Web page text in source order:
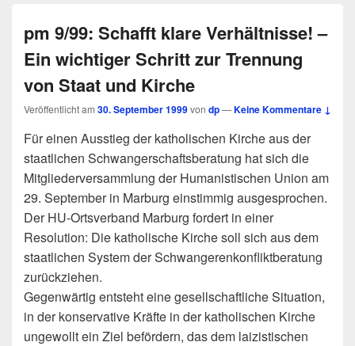
pm 9/99: Schafft klare Verhältnisse! –
Ein wichtiger Schritt zur Trennung
von Staat und Kirche
Veröffentlicht am 30. September 1999von dp—Keine Kommentare ↓
Für einen Ausstieg der katholischen Kirche aus der
staatlichen Schwangerschaftsberatung hat sich die
Mitgliederversammlung der Humanistischen Union am
29. September in Marburg einstimmig ausgesprochen.
Der HU-Ortsverband Marburg fordert in einer
Resolution: Die katholische Kirche soll sich aus dem
staatlichen System der Schwangerenkonfliktberatung
zurückziehen.
Gegenwärtig entsteht eine gesellschaftliche Situation,
in der konservative Kräfte in der katholischen Kirche
ungewollt ein Ziel befördern, das dem laizistischen